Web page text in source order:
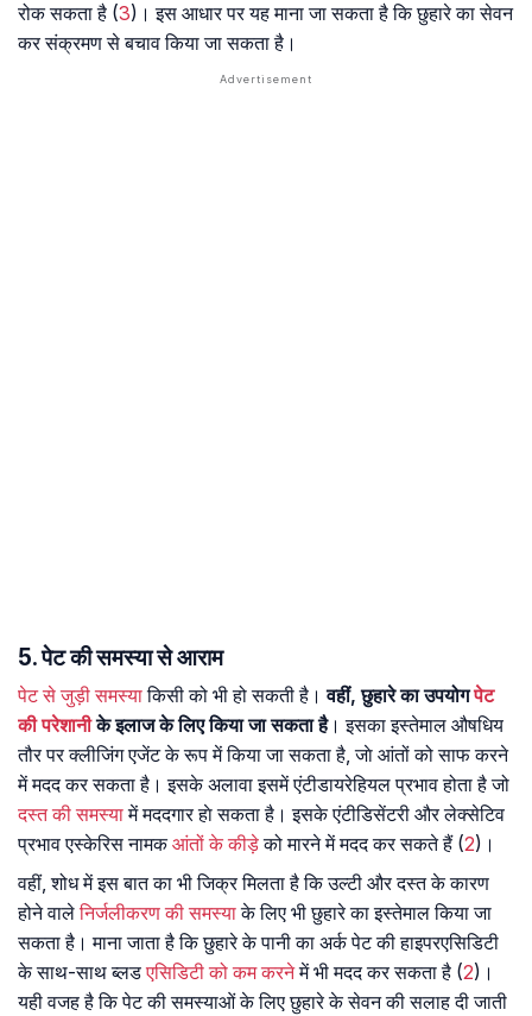
रोक सकता है (3)। इस आधार पर यह माना जा सकता है कि छुहारे का सेवन
कर संक्रमण से बचाव किया जा सकता है।
5. पेट की समस्या से आराम
पेट से जुड़ी समस्याकिसी को भी हो सकती है।वहीं, छुहारे का उपयोगपेट
की परेशानीके इलाज के लिए किया जा सकता है। इसका इस्तेमाल औषधिय
तौर पर क्लीजिंग एजेंट के रूप में किया जा सकता है, जाे आंतों को साफ करने
में मदद कर सकता है। इसके अलावा इसमें एंटीडायरेहियल प्रभाव होता है जो
दस्त की समस्यामें मददगार हाे सकता है। इसके एंटीडिसेंटरी और लेक्सेटिव
प्रभाव एस्केरिस नामकआंतों के कीड़ेको मारने में मदद कर सकते हैं (2)।
वहीं, शोध में इस बात का भी जिक्र मिलता है कि उल्टी और दस्त के कारण
होने वालेनिर्जलीकरण की समस्याके लिए भी छुहारे का इस्तेमाल किया जा
सकता है। माना जाता है कि छुहारे के पानी का अर्क पेट की हाइपरएसिडिटी
के साथ-साथ ब्लडएसिडिटी को कम करनेमें भी मदद कर सकता है (2)।
यही वजह है कि पेट की समस्याओं के लिए छुहारे के सेवन की सलाह दी जाती